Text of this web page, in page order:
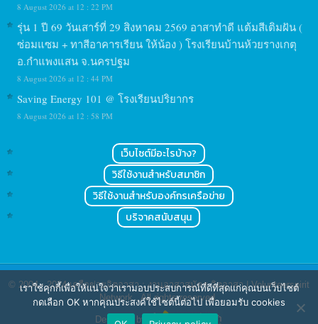
8 August 2026 at 12 : 22 PM
รุ่น 1 ปี 69 วันเสาร์ที่ 29 สิงหาคม 2569 อาสาทำดี แต้มสีเติมฝัน (
ซ่อมแซม + ทาสีอาคารเรียน ให้น้อง ) โรงเรียนบ้านห้วยรางเกตุ
อ.กำแพงแสน จ.นครปฐม
8 August 2026 at 12 : 44 PM
Saving Energy 101 @ โรงเรียนปริยากร
8 August 2026 at 12 : 58 PM
เว็บไซต์มีอะไรบ้าง?
วิธีใช้งานสำหรับสมาชิก
วิธีใช้งานสำหรับองค์กรเครือข่าย
บริจาคสนับสนุน
© 2004 - 2024เครือข่ายจิตอาสา : งานอาสาสมัคร จิตอาสา | Volunteerspirit
Network. All rights reserved.
Designed by
เราใช้คุกกี้เพื่อให้แน่ใจว่าเรามอบประสบการณ์ที่ดีที่สุดแก่คุณบนเว็บไซต์
กดเลือก OK หากคุณประสงค์ใช้ไซต์นี้ต่อไป เพื่อยอมรับ cookies